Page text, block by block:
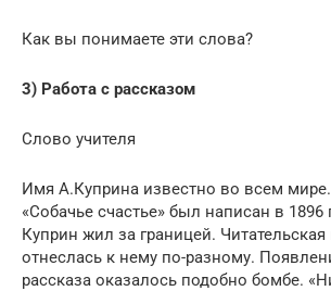
Как вы понимаете эти слова?
3) Работа с рассказом
Слово учителя
Имя А.Куприна известно во всем мире.
«Собачье счастье» был написан в 1896
Куприн жил за границей. Читательская
отнеслась к нему по-разному.
рассказа оказалось подобно бомбе.